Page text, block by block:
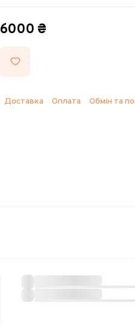
6000 ₴
Доставка Оплата Обмін та